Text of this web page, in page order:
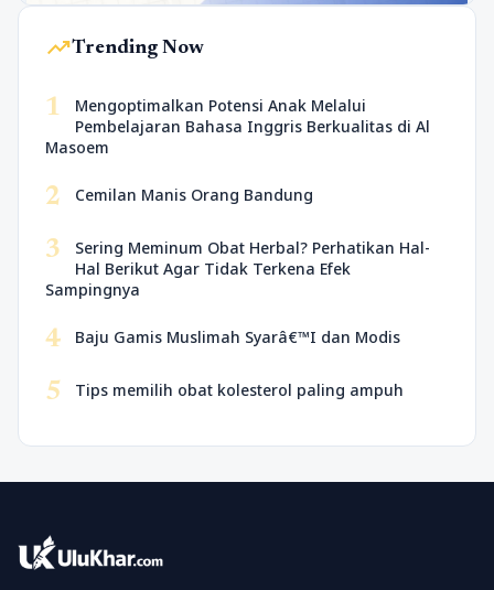
trending_upTrending Now
1
Mengoptimalkan Potensi Anak Melalui
Pembelajaran Bahasa Inggris Berkualitas di Al
Masoem
2 Cemilan Manis Orang Bandung
3
Sering Meminum Obat Herbal? Perhatikan Hal-
Hal Berikut Agar Tidak Terkena Efek
Sampingnya
4 Baju Gamis Muslimah Syarâ€™I dan Modis
5 Tips memilih obat kolesterol paling ampuh